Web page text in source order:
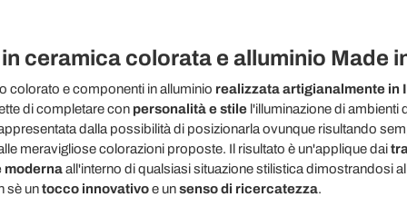
ceramica colorata e alluminio Made
colorato e componenti in alluminio realizzata artigianalmente in
di completare con personalità e stilel'illuminazione di ambienti
dalla possibilità di posizionarla ovunque risultando
meravigliose colorazioni proposte. Il risultato è un'applique dai
modernaall'interno di qualsiasi situazione stilistica dimostrandosi
sè untocco innovativoe unsenso di ricercatezza.